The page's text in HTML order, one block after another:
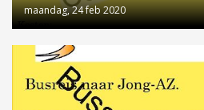
maandag, 24 feb 2020